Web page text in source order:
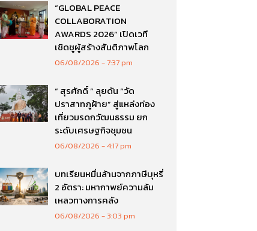
“GLOBAL PEACE
COLLABORATION
AWARDS 2026” เปิดเวที
เชิดชูผู้สร้างสันติภาพโลก
06/08/2026 7:37 pm
“ สุรศักดิ์ ” ลุยดัน “วัด
ปราสาทภูฝ้าย” สู่แหล่งท่อง
เที่ยวมรดกวัฒนธรรม ยก
ระดับเศรษฐกิจชุมชน
06/08/2026 4:17 pm
บทเรียนหมื่นล้านจากภาษีบุหรี่
2 อัตรา: มหากาพย์ความล้ม
เหลวทางการคลัง
06/08/2026 3:03 pm